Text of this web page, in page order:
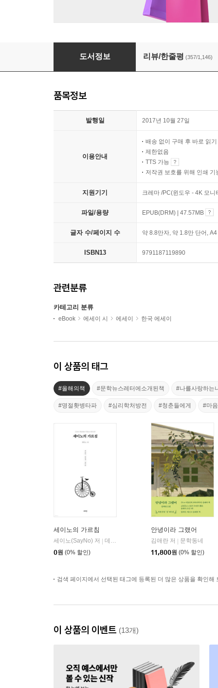
나는 나로 살기로 했다
도서정보 리뷰/한줄평 (357/1,146)
품목정보
발행일 2017년 10월 27일
이용안내
배송 없이 구매 후 바로 읽기
제한없음
TTS 가능
저작권 보호를 위해 인쇄 기
지원기기 크레마 /PC(윈도우 - 4K 모
파일/용량 EPUB(DRM) | 47.57MB
글자 수/페이지 수 약 8.8만자, 약 1.8만 단어,
ISBN13 9791187119890
관련분류
카테고리 분류
eBook 에세이 시 에세이 한국 에세이
이 상품의 태그
#올해의책 #문학뉴스레터에소개된책 #나를사랑하는
#명절홧병타파 #심리학처방전 #청춘들에게 #마
세이노의 가르침
세이노(SayNo) 저
데이원
0원 (0% 할인)
안녕이라 그랬어
김애란 저
문학동네
11,800원 (0% 할인)
검색 페이지에서 선택된 태그에 등록된 더 많은 상품을 확인해
이 상품의 이벤트 (13개)